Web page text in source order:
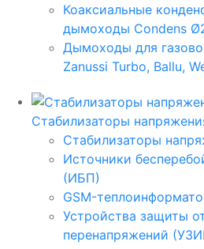
Коаксиальные
дымоходы Condens
Дымоходы для
Zanussi Turbo, Ballu,
Стабилизаторы
Стабилизаторы
Источники
(ИБП)
GSM-
Устройства защиты
перенапряжений